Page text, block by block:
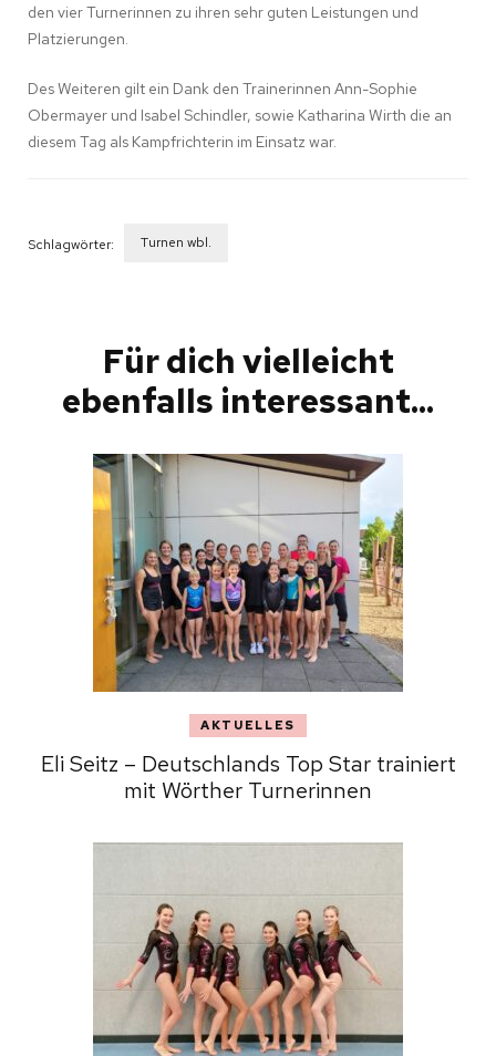
den vier Turnerinnen zu ihren sehr guten Leistungen und
Platzierungen.
Des Weiteren gilt ein Dank den Trainerinnen Ann-Sophie
Obermayer und Isabel Schindler, sowie Katharina Wirth die an
diesem Tag als Kampfrichterin im Einsatz war.
Schlagwörter: Turnen wbl.
Für dich vielleicht
ebenfalls interessant...
AKTUELLES
Eli Seitz – Deutschlands Top Star trainiert
mit Wörther Turnerinnen